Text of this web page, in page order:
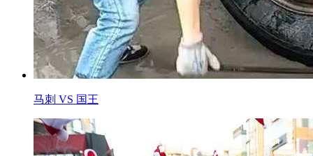
马刺 VS 国王